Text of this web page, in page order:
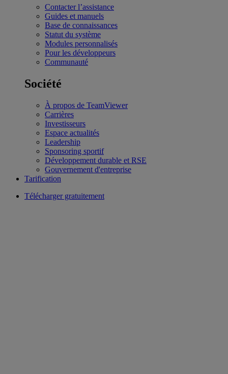
Contacter l’assistance
Guides et manuels
Base de connaissances
Statut du système
Modules personnalisés
Pour les développeurs
Communauté
Société
À propos de TeamViewer
Carrières
Investisseurs
Espace actualités
Leadership
Sponsoring sportif
Développement durable et RSE
Gouvernement d'entreprise
Tarification
Télécharger gratuitement